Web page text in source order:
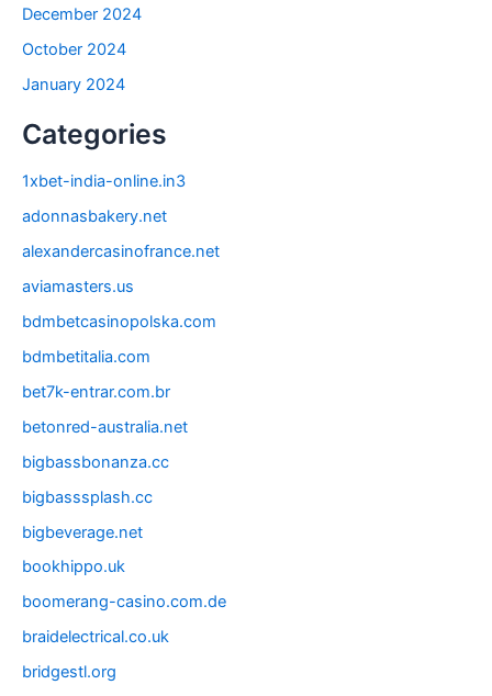
December 2024
October 2024
January 2024
Categories
1xbet-india-online.in3
adonnasbakery.net
alexandercasinofrance.net
aviamasters.us
bdmbetcasinopolska.com
bdmbetitalia.com
bet7k-entrar.com.br
betonred-australia.net
bigbassbonanza.cc
bigbasssplash.cc
bigbeverage.net
bookhippo.uk
boomerang-casino.com.de
braidelectrical.co.uk
bridgestl.org